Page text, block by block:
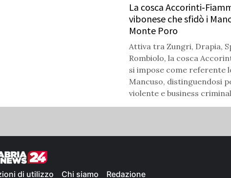
La cosca
vibonese che sfidò i
Monte Poro
Attiva tra Zungri, Drapia,
Rombiolo, la cosca
si impose come referente
Mancuso, distinguendosi
violente e business
di utilizzo Chi siamo Redazione